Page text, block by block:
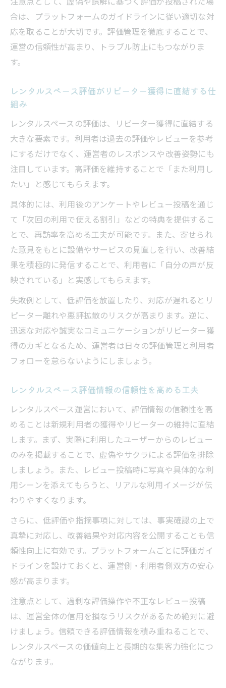
レンタルスペース評価が運営課題解決に役
立つ理由
レンタルスペース評価を活かしたトラブル
防止策
合は、プラットフォームのガイドラインに従い適切な対
応を取ることが大切です。評価管理を徹底することで、
運営の信頼性が高まり、トラブル防止にもつながりま
す。
レンタルスペース評価がリピーター獲得に直結する仕
組み
レンタルスペースの評価は、リピーター獲得に直結する
大きな要素です。利用者は過去の評価やレビューを参考
にするだけでなく、運営者のレスポンスや改善姿勢にも
注目しています。高評価を維持することで「また利用し
たい」と感じてもらえます。
具体的には、利用後のアンケートやレビュー投稿を通じ
て「次回の利用で使える割引」などの特典を提供するこ
とで、再訪率を高める工夫が可能です。また、寄せられ
た意見をもとに設備やサービスの見直しを行い、改善結
果を積極的に発信することで、利用者に「自分の声が反
映されている」と実感してもらえます。
失敗例として、低評価を放置したり、対応が遅れるとリ
ピーター離れや悪評拡散のリスクが高まります。逆に、
迅速な対応や誠実なコミュニケーションがリピーター獲
得のカギとなるため、運営者は日々の評価管理と利用者
フォローを怠らないようにしましょう。
レンタルスペース評価情報の信頼性を高める工夫
レンタルスペース運営において、評価情報の信頼性を高
めることは新規利用者の獲得やリピーターの維持に直結
します。まず、実際に利用したユーザーからのレビュー
のみを掲載することで、虚偽やサクラによる評価を排除
しましょう。また、レビュー投稿時に写真や具体的な利
用シーンを添えてもらうと、リアルな利用イメージが伝
わりやすくなります。
さらに、低評価や指摘事項に対しては、事実確認の上で
真摯に対応し、改善結果や対応内容を公開することも信
頼性向上に有効です。プラットフォームごとに評価ガイ
ドラインを設けておくと、運営側・利用者側双方の安心
感が高まります。
注意点として、過剰な評価操作や不正なレビュー投稿
は、運営全体の信用を損なうリスクがあるため絶対に避
けましょう。信頼できる評価情報を積み重ねることで、
レンタルスペースの価値向上と長期的な集客力強化につ
ながります。